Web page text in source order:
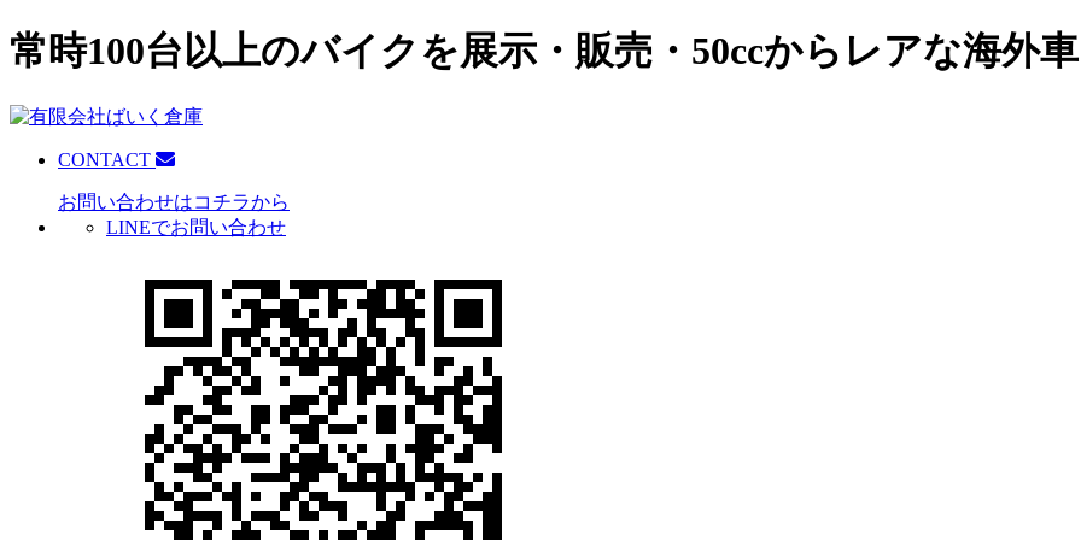
常時100台以上のバイクを展示・販売・50ccからレアな海外
CONTACT
お問い合わせはコチラから
LINEでお問い合わせ